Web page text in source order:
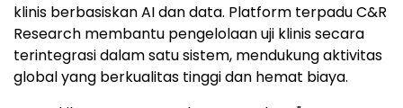
klinis berbasiskan AI dan data. Platform terpadu C&R
Research membantu pengelolaan uji klinis secara
terintegrasi dalam satu sistem, mendukung aktivitas
global yang berkualitas tinggi dan hemat biaya.